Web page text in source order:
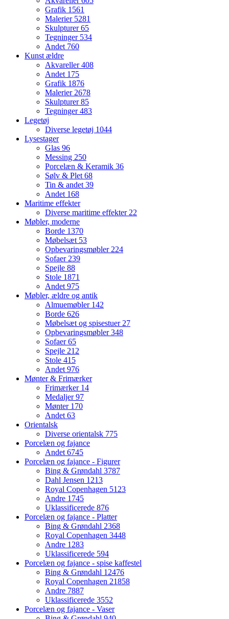
Grafik 1561
Malerier 5281
Skulpturer65
Tegninger 534
Andet 760
Kunst ældre
Akvareller408
Andet 175
Grafik 1876
Malerier 2678
Skulpturer85
Tegninger483
Legetøj
Diverse legetøj 1044
Lysestager
Glas 96
Messing 250
Porcelæn & Keramik 36
Sølv & Plet 68
Tin & andet 39
Andet 168
Maritime effekter
Diverse maritime effekter 22
Møbler, moderne
Borde 1370
Møbelsæt 53
Opbevaringsmøbler 224
Sofaer 239
Spejle 88
Stole 1871
Andet 975
Møbler, ældre og antik
Almuemøbler 142
Borde 626
Møbelsæt og spisestuer 27
Opbevaringsmøbler348
Sofaer65
Spejle 212
Stole 415
Andet 976
Mønter & Frimærker
Frimærker 14
Medaljer97
Mønter 170
Andet 63
Orientalsk
Diverse orientalsk 775
Porcelæn og fajance
Andet 6745
Porcelæn og fajance - Figurer
Bing & Grøndahl 3787
Dahl Jensen 1213
Royal Copenhagen 5123
Andre 1745
Uklassificerede 876
Porcelæn og fajance - Platter
Bing & Grøndahl 2368
Royal Copenhagen 3448
Andre 1283
Uklassificerede 594
Porcelæn og fajance - spise kaffestel
Bing & Grøndahl 12476
Royal Copenhagen 21858
Andre 7887
Uklassificerede 3552
Porcelæn og fajance - Vaser